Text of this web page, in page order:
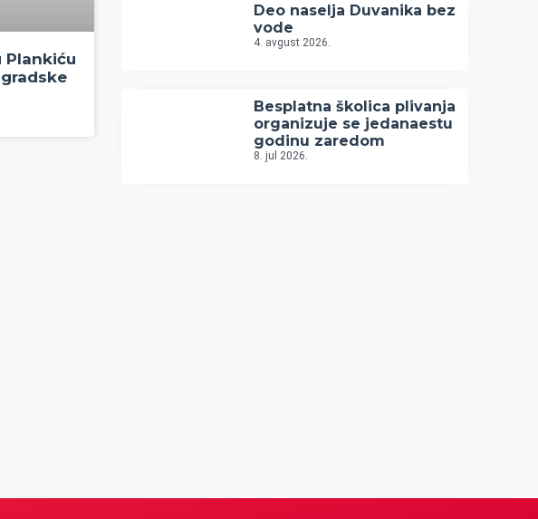
Plankiću
Deo naselja Duvanika bez
vode
4. avgust 2026.
Besplatna školica plivanja
organizuje se jedanaestu
godinu zaredom
8. jul 2026.